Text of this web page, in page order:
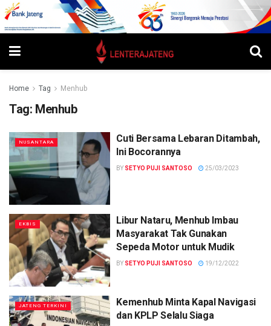
Home Tag Menhub
Tag: Menhub
NUSANTARA
Cuti Bersama Lebaran Ditambah,
Ini Bocorannya
BY SETYO PUJI SANTOSO 25/03/2023
EKBIS
Libur Nataru, Menhub Imbau
Masyarakat Tak Gunakan
Sepeda Motor untuk Mudik
BY SETYO PUJI SANTOSO 19/12/2022
JATENG TERKINI
Kemenhub Minta Kapal Navigasi
dan KPLP Selalu Siaga